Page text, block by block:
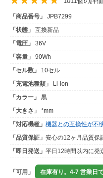
「商品番号」
JPB7299
「状態」
互換新品
「電圧」
36V
「容量」
90Wh
「セル数」
10セル
「充電池種類」
Li-ion
「カラー」
黒
「大きさ」
*mm
「対応機種」 機器との互換性が不
「品質保証」 安心の12ヶ月品質保
「即日発送」 平日12時間以内に発
「可用」 在庫有り。4-7 営業日